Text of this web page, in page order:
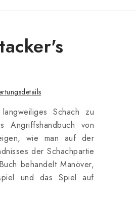
Schach zu
Angriffshandbuch von
wie man auf der
der Schachpartie
behandelt Manöver,
und das Spiel auf